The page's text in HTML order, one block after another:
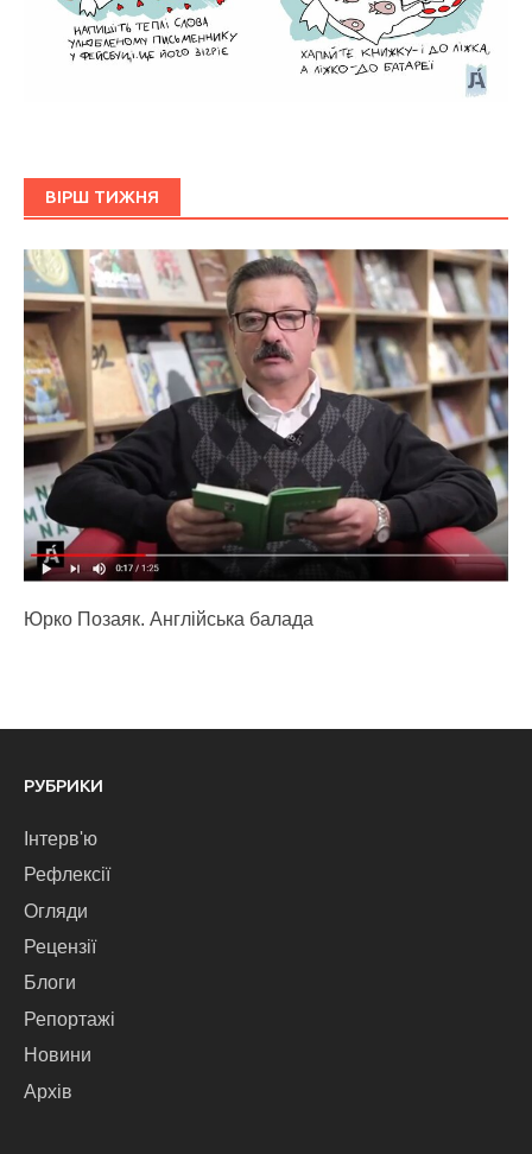
ВІРШ ТИЖНЯ
Юрко Позаяк. Англійська балада
РУБРИКИ
Інтерв'ю
Рефлексії
Огляди
Рецензії
Блоги
Репортажі
Новини
Архів